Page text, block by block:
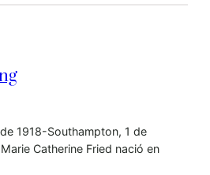
1918-Southampton, 1 de
Catherine Fried nació en